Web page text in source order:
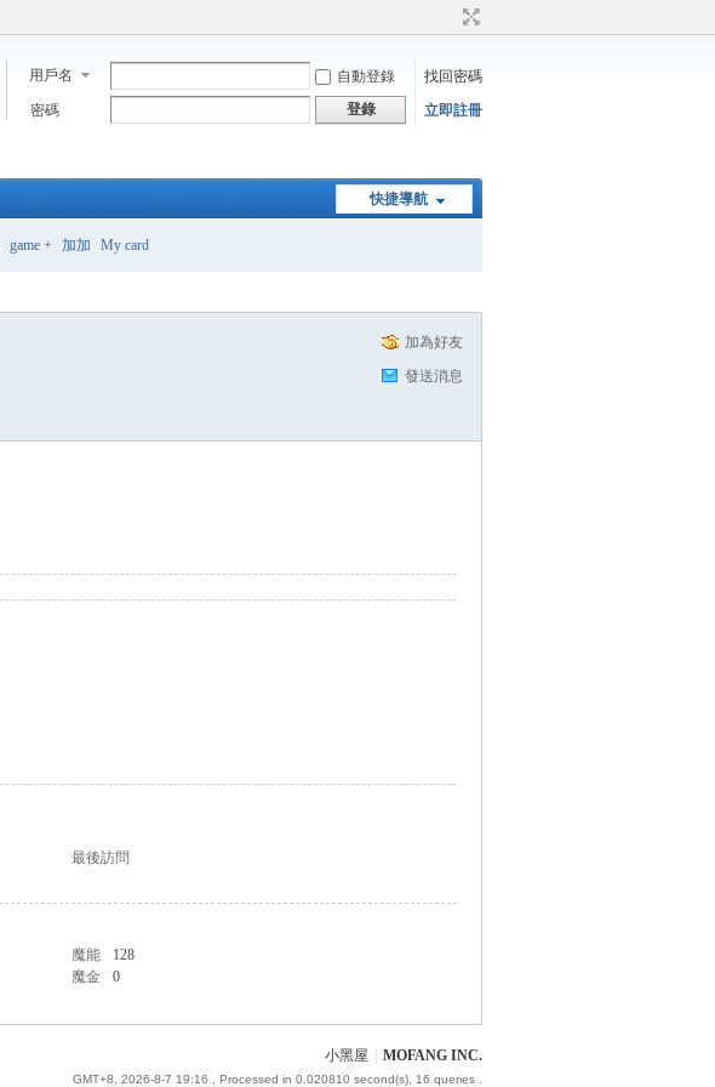
用戶名 自動登錄
找回密碼
密碼
登錄 立即註冊
快捷導航
game + 加加 My card
加為好友
發送消息
最後訪問
魔能
128
魔金 0
小黑屋 MOFANG INC.
GMT+8, 2026-8-7 19:16 , Processed in 0.020810 second(s), 16 queries .